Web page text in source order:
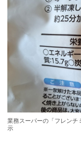
業務スーパーの「フレンチ
示